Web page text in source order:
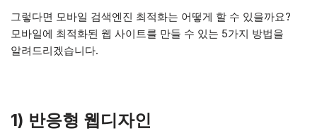
그렇다면 모바일 검색엔진 최적화는 어떻게 할 수 있을까요?
모바일에 최적화된 웹 사이트를 만들 수 있는 5가지 방법을
알려드리겠습니다.
1) 반응형 웹디자인